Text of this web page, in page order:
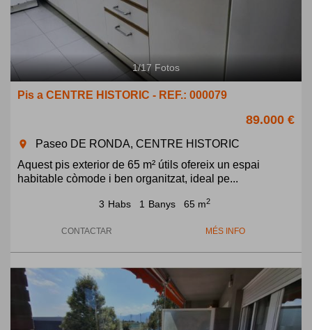
1/17 Fotos
Pis a CENTRE HISTORIC - REF.: 000079
89.000 €
room
Paseo DE RONDA, CENTRE HISTORIC
Aquest pis exterior de 65 m² útils ofereix un espai
habitable còmode i ben organitzat, ideal pe...
3 Habs 1 Banys 65 m2
CONTACTAR MÉS INFO